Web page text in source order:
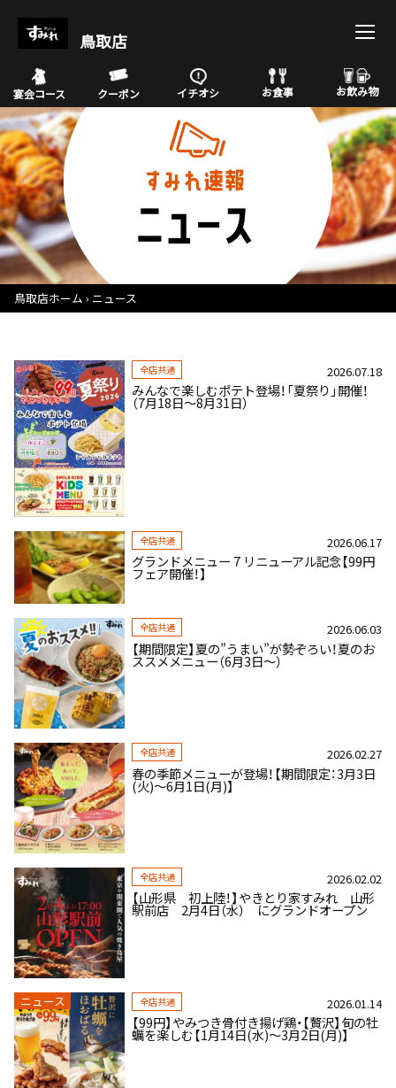
鳥取店
宴会コース クーポン イチオシ お食事 お飲み物
鳥取店ホーム ニュース
全店共通 2026.07.18
みんなで楽しむポテト登場！「夏祭り」開催！
（7月18日～8月31日）
全店共通 2026.06.17
グランドメニュー７リニューアル記念【99円
フェア開催！】
全店共通 2026.06.03
【期間限定】夏の”うまい”が勢ぞろい！夏のお
ススメメニュー（6月3日～）
全店共通 2026.02.27
春の季節メニューが登場！【期間限定：3月3日
(火)～6月1日(月)】
全店共通 2026.02.02
【山形県 初上陸！】やきとり家すみれ 山形
駅前店 2月4日（水） にグランドオープン
ニュース 全店共通 2026.01.14
【99円】やみつき骨付き揚げ鶏・【贅沢】旬の牡
蠣を楽しむ【1月14日(水)～3月2日(月)】